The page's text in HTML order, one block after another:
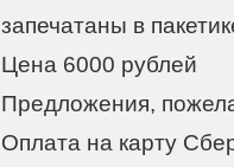
запечатаны в
Цена 6000 рублей
Предложения,
Оплата на карту